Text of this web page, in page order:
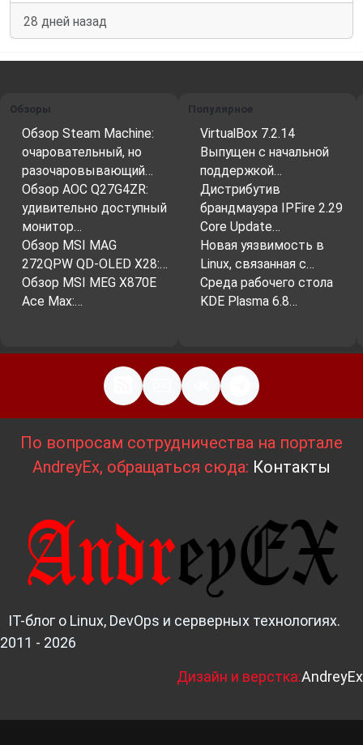
28 дней назад
Обзоры
Обзор Steam Machine:
очаровательный, но
разочаровывающий…
Обзор AOC Q27G4ZR:
удивительно доступный
монитор…
Обзор MSI MAG
272QPW QD-OLED X28:…
Обзор MSI MEG X870E
Ace Max:…
Популярное
VirtualBox 7.2.14
Выпущен с начальной
поддержкой…
Дистрибутив
брандмауэра IPFire 2.29
Core Update…
Новая уязвимость в
Linux, связанная с…
Среда рабочего стола
KDE Plasma 6.8…
По вопросам сотрудничества на портале
AndreyEx, обращаться сюда: Контакты
IT-блог о Linux, DevOps и серверных технологиях.
2011 - 2026
Дизайн и верстка:AndreyEx